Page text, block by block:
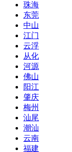
珠海
东莞
中山
江门
云浮
从化
河源
佛山
阳江
肇庆
梅州
汕尾
潮汕
云南
福建